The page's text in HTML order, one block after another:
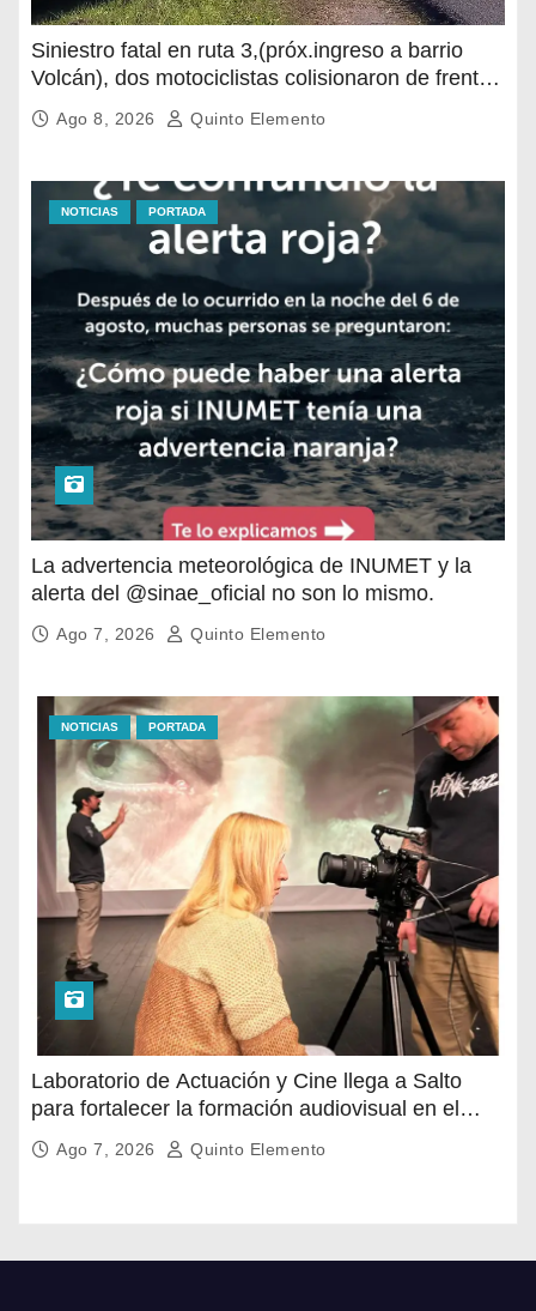
Siniestro fatal en ruta 3,(próx.ingreso a barrio
Volcán), dos motociclistas colisionaron de frente,
uno de ellos falleció en el lugar
Ago 8, 2026 Quinto Elemento
NOTICIAS PORTADA
La advertencia meteorológica de INUMET y la
alerta del @sinae_oficial no son lo mismo.
Ago 7, 2026 Quinto Elemento
NOTICIAS PORTADA
Laboratorio de Actuación y Cine llega a Salto
para fortalecer la formación audiovisual en el
norte del país
Ago 7, 2026 Quinto Elemento